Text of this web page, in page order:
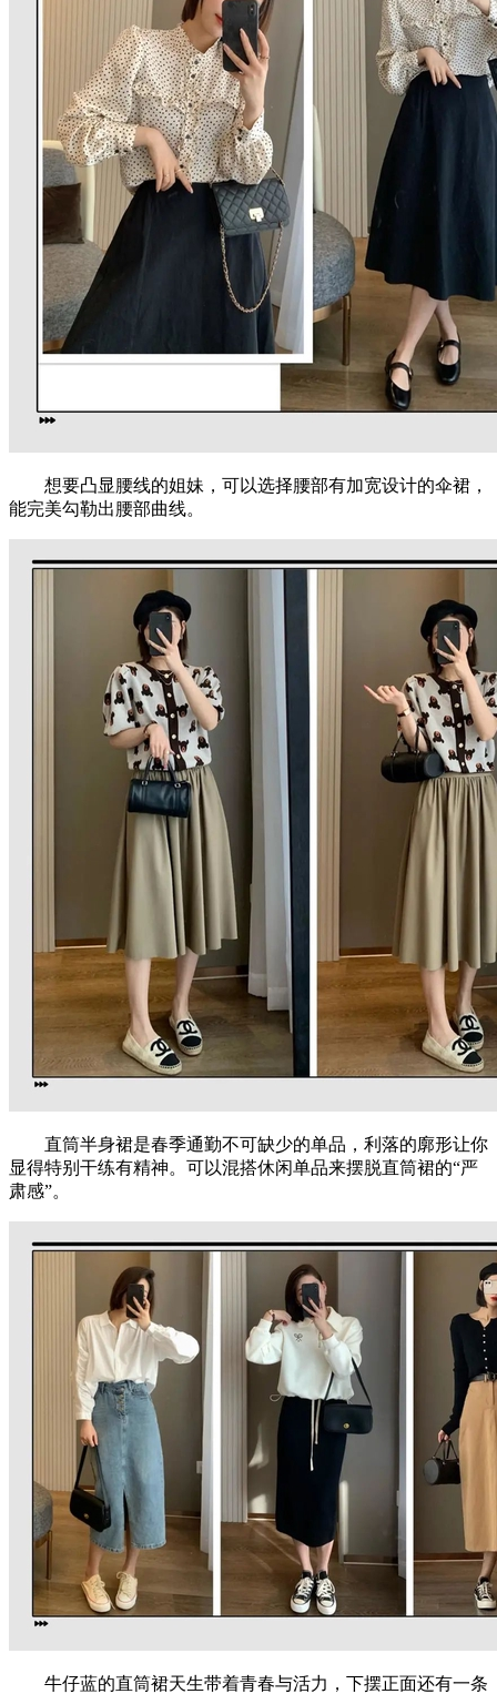
想要凸显腰线的姐妹，可以选择腰部有加宽设计的伞裙，
能完美勾勒出腰部曲线。
直筒半身裙是春季通勤不可缺少的单品，利落的廓形让你
显得特别干练有精神。可以混搭休闲单品来摆脱直筒裙的“严
肃感”。
牛仔蓝的直筒裙天生带着青春与活力，下摆正面还有一条